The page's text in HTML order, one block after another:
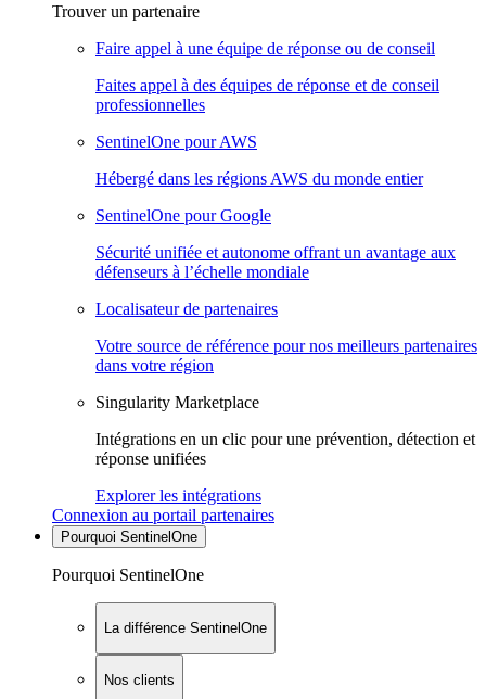
Trouver un partenaire
Faire appel à une équipe de réponse ou de conseil
Faites appel à des équipes de réponse et de conseil
professionnelles
SentinelOne pour AWS
Hébergé dans les régions AWS du monde entier
SentinelOne pour Google
Sécurité unifiée et autonome offrant un avantage aux
défenseurs à l’échelle mondiale
Localisateur de partenaires
Votre source de référence pour nos meilleurs partenaires
dans votre région
Singularity Marketplace
Intégrations en un clic pour une prévention, détection et
réponse unifiées
Explorer les intégrations
Connexion au portail partenaires
Pourquoi SentinelOne
Pourquoi SentinelOne
La différence SentinelOne
Nos clients